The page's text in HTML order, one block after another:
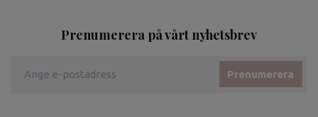
Prenumerera på vårt nyhetsbrev
Prenumerera